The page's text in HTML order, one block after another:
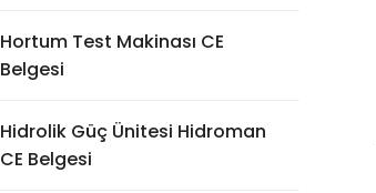
Hortum Test Makinası CE
Belgesi
Hidrolik Güç Ünitesi Hidroman
CE Belgesi